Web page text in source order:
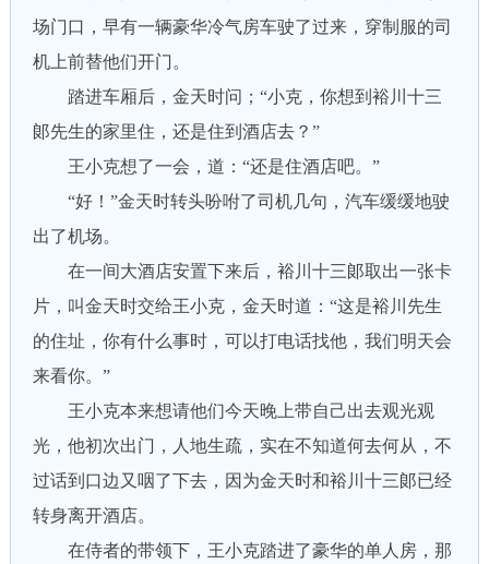
场门口，早有一辆豪华冷气房车驶了过来，穿制服的司
机上前替他们开门。
踏进车厢后，金天时问；“小克，你想到裕川十三
郞先生的家里住，还是住到酒店去？”
王小克想了一会，道：“还是住酒店吧。”
“好！”金天时转头吩咐了司机几句，汽车缓缓地驶
出了机场。
在一间大酒店安置下来后，裕川十三郞取出一张卡
片，叫金天时交给王小克，金天时道：“这是裕川先生
的住址，你有什么事时，可以打电话找他，我们明天会
来看你。”
王小克本来想请他们今天晚上带自己出去观光观
光，他初次出门，人地生疏，实在不知道何去何从，不
过话到口边又咽了下去，因为金天时和裕川十三郞已经
转身离开酒店。
在侍者的带领下，王小克踏进了豪华的单人房，那